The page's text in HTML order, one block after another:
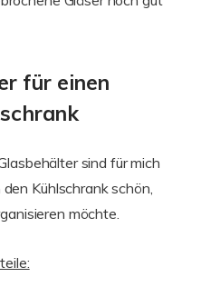
für einen
sind für mich
Kühlschrank schön,
möchte.